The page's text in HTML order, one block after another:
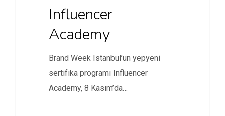
Influencer
Academy
Brand Week Istanbul’un yepyeni
sertifika programı Influencer
Academy, 8 Kasım’da